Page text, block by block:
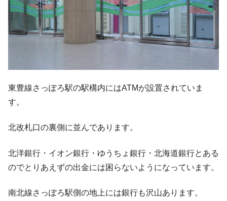
東豊線さっぽろ駅の駅構内にはATMが設置されていま
す。
北改札口の裏側に並んであります。
北洋銀行・イオン銀行・ゆうちょ銀行・北海道銀行とある
のでとりあえずの出金には困らないようになっています。
南北線さっぽろ駅側の地上には銀行も沢山あります。